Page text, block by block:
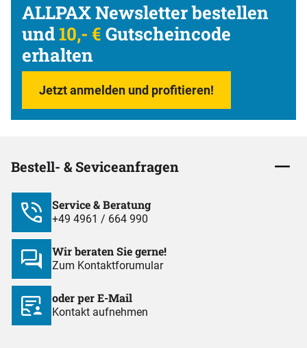
ALLPAX Newsletter bestellen
und10,- € Gutscheincode
erhalten
Jetzt anmelden und profitieren!
Bestell- & Seviceanfragen
Service & Beratung
+49 4961 / 664 990
Wir beraten Sie gerne!
Zum Kontaktforumular
oder per E-Mail
Kontakt aufnehmen